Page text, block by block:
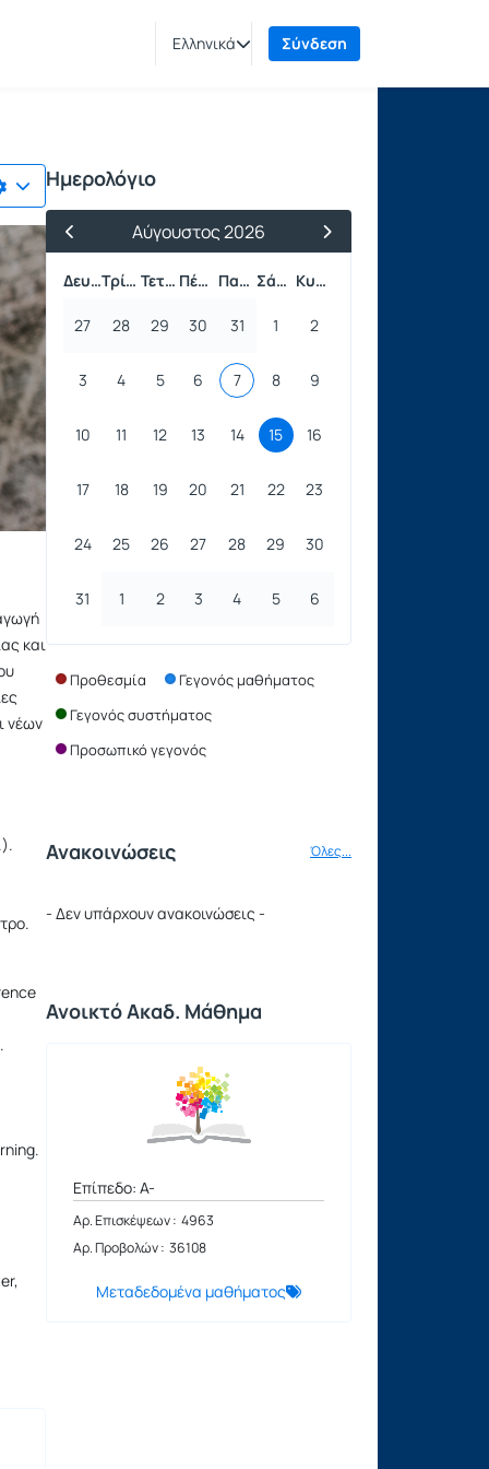
Ελληνικά Σύνδεση
και
νέων
Ημερολόγιο
Προηγούμενος Μήνας
Αύγουστος 2026
Επόμενος Μήνας
Δευτέρα
Τρίτη Τετάρτη Πέμπτη Παρασκευή Σάββατο Κυριακή
27 28 29 30 31 1 2
3 4 5 6 7 8 9
10 11 12 13 14 15 16
17 18 19 20 21 22 23
24 25 26 27 28 29 30
31 1 2 3 4 5 6
Προθεσμία
Γεγονός μαθήματος
Γεγονός συστήματος
Προσωπικό γεγονός
Ανακοινώσεις Όλες...
- Δεν υπάρχουν ανακοινώσεις -
Ανοικτό Ακαδ. Μάθημα
Επίπεδο: A-
Αρ. Επισκέψεων : 4963
Αρ. Προβολών : 36108
Μεταδεδομένα μαθήματος